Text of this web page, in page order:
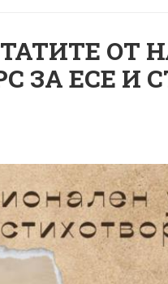
ОТ
ЗА ЕСЕ И